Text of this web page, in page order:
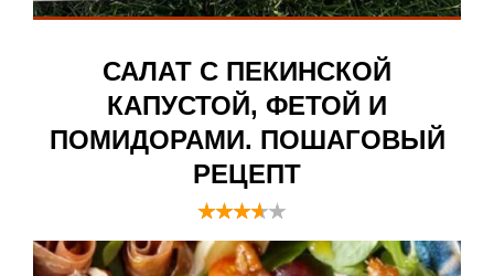
САЛАТ С ПЕКИНСКОЙ
КАПУСТОЙ, ФЕТОЙ И
ПОМИДОРАМИ. ПОШАГОВЫЙ
РЕЦЕПТ